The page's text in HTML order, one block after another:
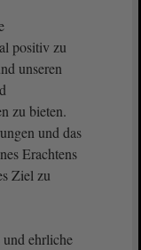
positiv zu
unseren
zu bieten.
und das
Erachtens
Ziel zu
und ehrliche